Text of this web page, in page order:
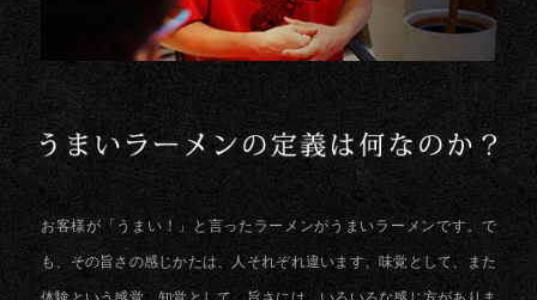
お客様が「うまい！」と言ったラーメンがうまいラーメンです。で
も、その旨さの感じかたは、人それぞれ違います、味覚として、また